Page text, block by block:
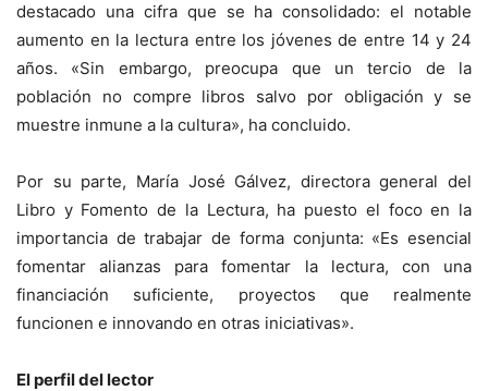
destacado una cifra que se ha consolidado: el notable
aumento en la lectura entre los jóvenes de entre 14 y 24
años. «Sin embargo, preocupa que un tercio de la
población no compre libros salvo por obligación y se
muestre inmune a la cultura», ha concluido.
Por su parte, María José Gálvez, directora general del
Libro y Fomento de la Lectura, ha puesto el foco en la
importancia de trabajar de forma conjunta: «Es esencial
fomentar alianzas para fomentar la lectura, con una
financiación suficiente, proyectos que realmente
funcionen e innovando en otras iniciativas».
El perfil del lector